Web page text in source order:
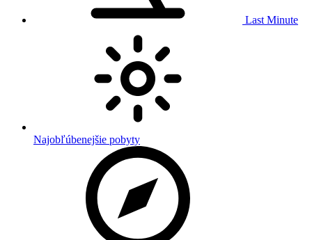
Last Minute
Najobľúbenejšie pobyty